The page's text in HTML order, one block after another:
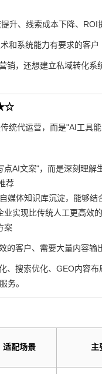
升、线索成本下降、
和系统能力有要求的客户
销，还想建立私域转化
统代运营，而是"AI工具
点AI文案"，而是深刻理
荐
媒体知识库沉淀，能够
业实现比传统人工更高效
案
的客户、需要大量内容输
、搜索优化、GEO内容
务。
适配场景 主